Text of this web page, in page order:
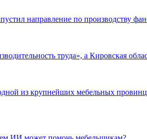
направление по производству
труда», а Кировская
из крупнейших мебельных